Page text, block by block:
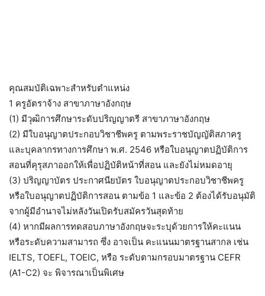
คุณสมบัติเฉพาะสำหรับตำแหน่ง
1 ครูอัตราจ้าง สาขาภาษาอังกฤษ
(1) มีวุฒิการศึกษาระดับปริญญาตรี สาขาภาษาอังกฤษ
(2) มีใบอนุญาตประกอบวิชาชีพครู ตามพระราชบัญญัติสภาครู
และบุคลากรทางการศึกษา พ.ศ. 2546 หรือใบอนุญาตปฏิบัติการ
สอนที่คุรุสภาออกให้เพื่อปฏิบัติหน้าที่สอน และยังไม่หมดอายุ
(3) ปริญญาบัตร ประกาศนียบัตร ใบอนุญาตประกอบวิชาชีพครู
หรือใบอนุญาตปฏิบัติการสอน ตามข้อ 1 และข้อ 2 ต้องได้รับอนุมัติ
จากผู้มีอำนาจไม่หลังวันเปิดรับสมัครวันสุดท้าย
(4) หากมีผลการทดสอบภาษาอังกฤษจะระบุด้วยการให้คะแนน
หรือระดับความสามารถ ซึ่ง อาจเป็น คะแนนมาตรฐานสากล เช่น
IELTS, TOEFL, TOEIC, หรือ ระดับตามกรอบมาตรฐาน CEFR
(A1-C2) จะ พิจารณาเป็นพิเศษ